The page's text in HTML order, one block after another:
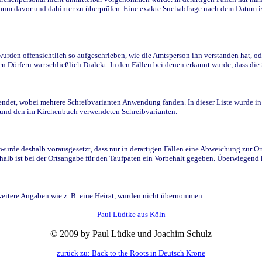
davor und dahinter zu überprüfen. Eine exakte Suchabfrage nach dem
offensichtlich so aufgeschrieben, wie die Amtsperson ihn verstanden hat,
Dörfern war schließlich Dialekt. In den Fällen bei denen erkannt wurde, dass
wobei mehrere Schreibvarianten Anwendung fanden. In dieser Liste wurde
den im Kirchenbuch verwendeten Schreibvarianten.
deshalb vorausgesetzt, dass nur in derartigen Fällen eine Abweichung zur
ist bei der Ortsangabe für den Taufpaten ein Vorbehalt gegeben.
Angaben wie z. B. eine Heirat, wurden nicht übernommen.
Paul Lüdtke aus Köln
© 2009 by Paul Lüdke und Joachim Schulz
zurück zu: Back to the Roots in Deutsch Krone